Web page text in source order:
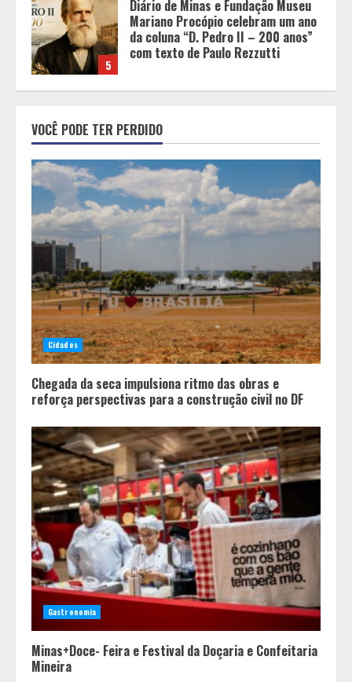
1
Chegada da seca impulsiona ritmo
das obras e reforça perspectivas
para a construção civil no DF
Minas+Doce- Feira e Festival da
Doçaria e Confeitaria Mineira
3
O Bloomsday hoje: 18 horas na vida
de Dublin sob vigilância
Parque do Palácio tem
programação de família no Dia dos
Pais
VOCÊ PODE TER PERDIDO
Cidades
Chegada da seca impulsiona ritmo das obras e
reforça perspectivas para a construção civil no DF
Gastronomia
Minas+Doce- Feira e Festival da Doçaria e Confeitaria
Mineira